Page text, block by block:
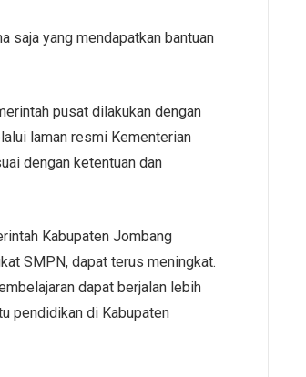
saja yang mendapatkan bantuan
pusat dilakukan dengan
laman resmi Kementerian
dengan ketentuan dan
Kabupaten Jombang
SMPN, dapat terus meningkat.
dapat berjalan lebih
pendidikan di Kabupaten